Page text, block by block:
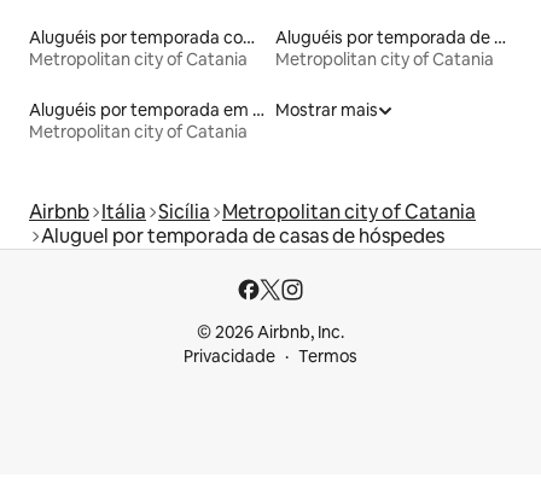
Aluguéis por temporada com acesso ao lago
Metropolitan city of Catania
Aluguéis por temporada de acomodações de luxo
Metropolitan city of Catania
Aluguéis por temporada em hotéis-fazenda
Metropolitan city of Catania
Mostrar mais
Airbnb Itália Sicília Metropolitan city of Catania
Aluguel por temporada de casas de hóspedes
© 2026 Airbnb, Inc.
Privacidade
Termos